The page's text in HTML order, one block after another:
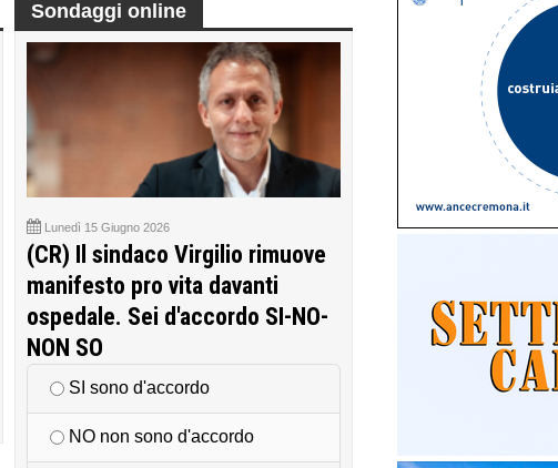
Sondaggi online
Lunedì 15 Giugno 2026
(CR) Il sindaco Virgilio rimuove
manifesto pro vita davanti
ospedale. Sei d'accordo SI-NO-
NON SO
SI sono d'accordo
NO non sono d'accordo